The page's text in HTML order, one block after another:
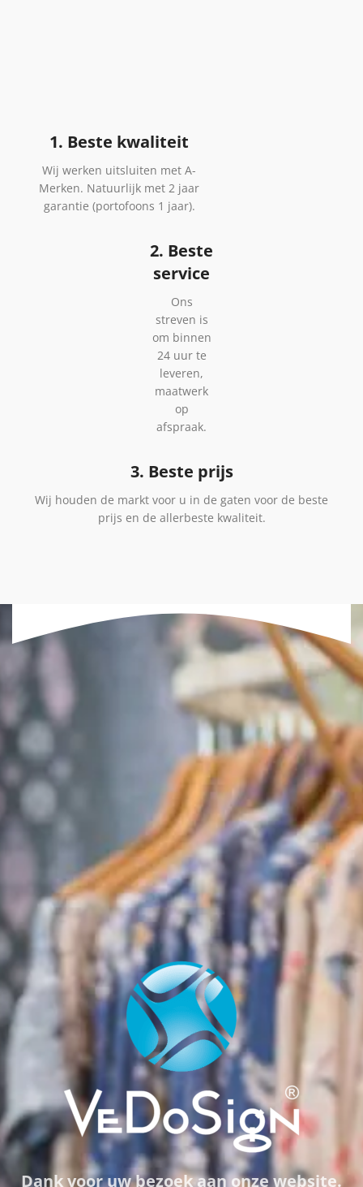
1. Beste kwaliteit
Wij werken uitsluiten met A-
Merken. Natuurlijk met 2 jaar
garantie (portofoons 1 jaar).
2. Beste
service
Ons
streven is
om binnen
24 uur te
leveren,
maatwerk
op
afspraak.
3. Beste prijs
Wij houden de markt voor u in de gaten voor de beste
prijs en de allerbeste kwaliteit.
Dank voor uw bezoek aan onze website.